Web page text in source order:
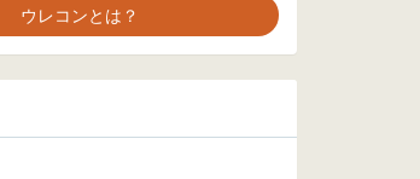
ウレコンとは？